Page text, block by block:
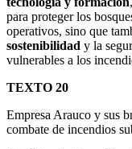
para proteger los
operativos, sino que
sostenibilidad y la
vulnerables a los
TEXTO 20
Empresa Arauco y sus
combate de incendios